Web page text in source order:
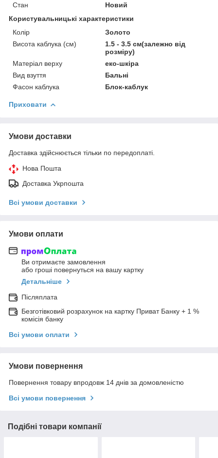
Стан
Новий
Користувальницькі характеристики
Колір
Золото
Висота каблука (см)
1.5 - 3.5 см(залежно від
розміру)
Матеріал верху
еко-шкіра
Вид взуття
Бальні
Фасон каблука
Блок-каблук
Приховати
Умови доставки
Доставка здійснюється тільки по передоплаті.
Нова Пошта
Доставка Укрпошта
Всі умови доставки
Умови оплати
Ви отримаєте замовлення
або гроші повернуться на вашу картку
Детальніше
Післяплата
Безготівковий розрахунок на картку Приват Банку + 1 %
комісія банку
Всі умови оплати
Умови повернення
Повернення товару впродовж 14 днів за домовленістю
Всі умови повернення
Подібні товари компанії